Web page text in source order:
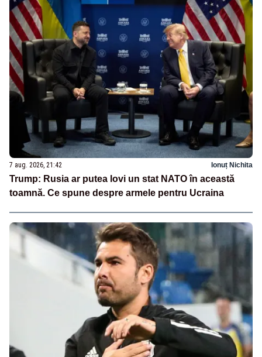
7 aug. 2026, 21:42 Ionuț Nichita
Trump: Rusia ar putea lovi un stat NATO în această
toamnă. Ce spune despre armele pentru Ucraina